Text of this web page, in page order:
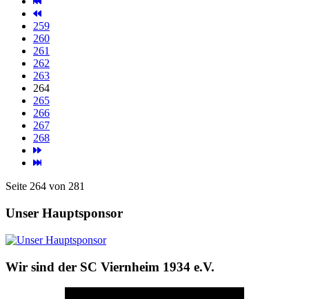
259
260
261
262
263
264
265
266
267
268
Seite 264 von 281
Unser Hauptsponsor
Wir sind der SC Viernheim 1934 e.V.